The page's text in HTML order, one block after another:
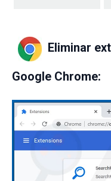
Eliminar
Google Chrome: